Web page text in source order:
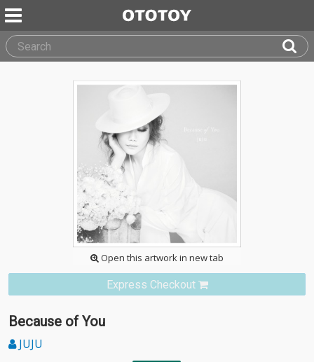
Open this artwork in new tab
Express Checkout
Because of You
JUJU